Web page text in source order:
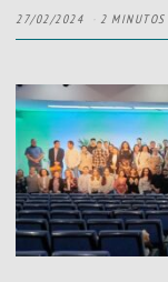
27/02/2024 2 MINUTOS